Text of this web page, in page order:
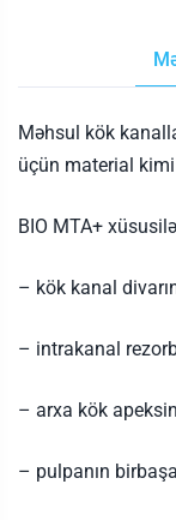
Məhsul kök
üçün material
BIO MTA+
– kök kanal
– intrakanal
– arxa kök
– pulpanın